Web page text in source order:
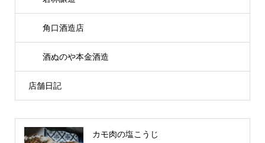
角口酒造店
酒ぬのや本金酒造
店舗日記
カモ肉の塩こうじ